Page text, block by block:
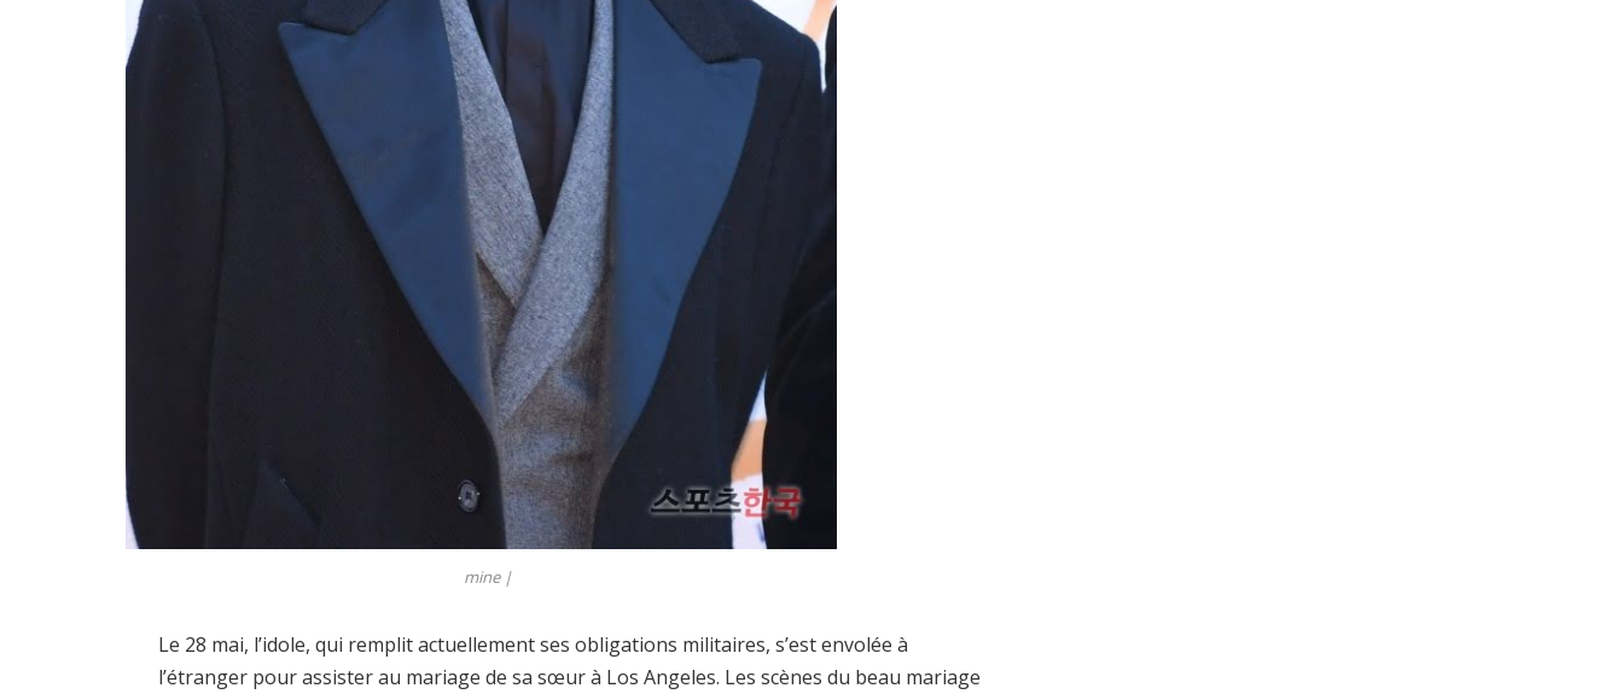
mine |
Le 28 mai, l’idole, qui remplit actuellement ses obligations militaires, s’est envolée à
l’étranger pour assister au mariage de sa sœur à Los Angeles. Les scènes du beau mariage